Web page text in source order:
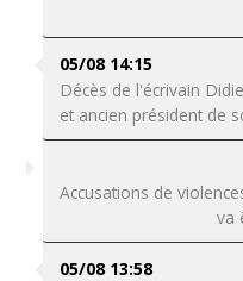
05/08 14:15
Décès de l'écrivain
et ancien président de
Accusations de
va
05/08 13:58